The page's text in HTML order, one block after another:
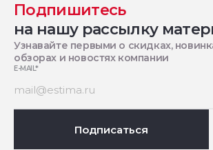
Подпишитесь
на нашу рассылку
Узнавайте первыми о скидках,
обзорах и новостях компании
E-MAIL*
Подписаться